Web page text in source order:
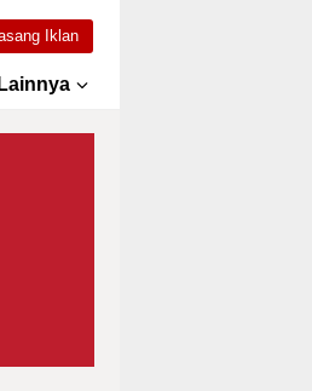
Iklan
Lainnya